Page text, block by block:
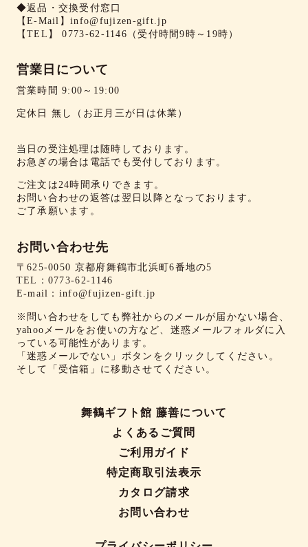
◆返品・交換受付窓口
【E-Mail】info@fujizen-gift.jp
【TEL】0773-62-1146 （受付時間9時～19時）
営業日について
営業時間 9:00～19:00
定休日 無し（お正月三が日は休業）
当日の受注処理は随時しております。
お急ぎの場合は電話でも受付しております。
ご注文は24時間承りできます。
お問い合わせの返答は翌日以降となっております。
ご了承願います。
お問い合わせ先
〒625-0050 京都府舞鶴市北浜町6番地の5
TEL： 0773-62-1146
E-mail： info@fujizen-gift.jp
※問い合わせをしても弊社からのメールが届かない場合、
yahooメールをお使いの方など、迷惑メールフォルダに入
っている可能性があります。
「迷惑メールでない」ボタンをクリックしてください。
そして「受信箱」に移動させてください。
舞鶴ギフト館 藤善について
よくあるご質問
ご利用ガイド
特定商取引法表示
カタログ請求
お問い合わせ